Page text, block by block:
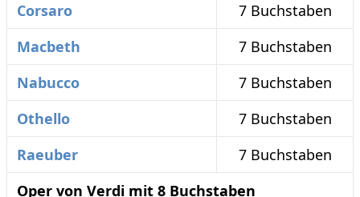
Corsaro
7 Buchstaben
Macbeth
7 Buchstaben
Nabucco
7 Buchstaben
Othello
7 Buchstaben
Raeuber
7 Buchstaben
Oper von Verdi mit 8 Buchstaben